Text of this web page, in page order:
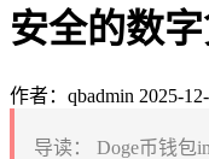
安全的数
作者：qbadmin 2025-
导读：
Doge币钱包